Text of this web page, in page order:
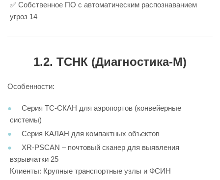
✅ Собственное ПО с автоматическим распознаванием
угроз 14
1.2. ТСНК (Диагностика-М)
Особенности:
Серия ТС-СКАН для аэропортов (конвейерные
системы)
Серия КАЛАН для компактных объектов
XR-PSCAN – почтовый сканер для выявления
взрывчатки 25
Клиенты: Крупные транспортные узлы и ФСИН